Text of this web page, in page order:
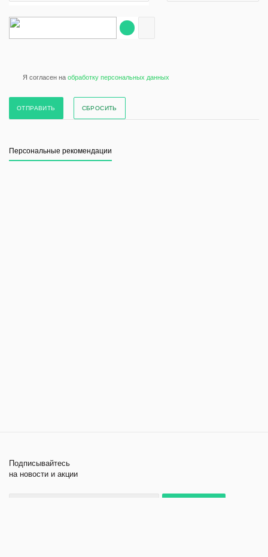
Я согласен на обработку персональных данных
СБРОСИТЬ
Персональные рекомендации
Подписывайтесь
на новости и акции